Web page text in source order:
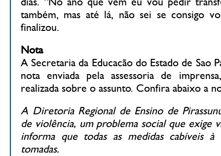
também, mas até lá, não sei se consigo
finalizou.
Nota
A Secretaria da Educacão do Estado de Sao
nota enviada pela assessoria de
realizada sobre o assunto. Confira abaixo a
A Diretoria Regional de Ensino de
de violência, um problema social que exige
informa que todas as medidas cabíveis
tomadas.